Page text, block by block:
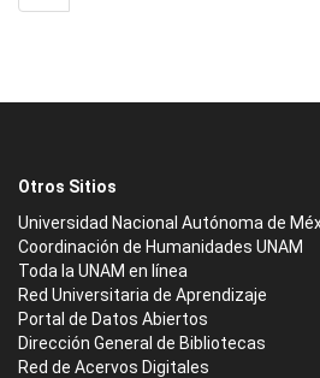
Otros Sitios
Universidad Nacional Autónoma de
Coordinación de Humanidades UNAM
Toda la UNAM en línea
Red Universitaria de Aprendizaje
Portal de Datos Abiertos
Dirección General de Bibliotecas
Red de Acervos Digitales